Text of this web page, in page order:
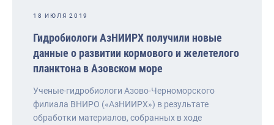
18 ИЮЛЯ 2019
Гидробиологи АзНИИРХ получили новые
данные о развитии кормового и желетелого
планктона в Азовском море
Ученые-гидробиологи Азово-Черноморского
филиала ВНИРО («АзНИИРХ») в результате
обработки материалов, собранных в ходе